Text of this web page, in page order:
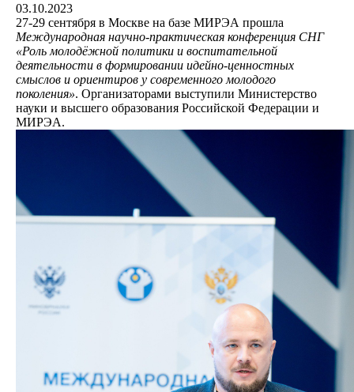
03.10.2023
27-29 сентября в Москве на базе МИРЭА прошла
Международная научно-практическая конференция СНГ
«Роль молодёжной политики и воспитательной
деятельности в формировании идейно-ценностных
смыслов и ориентиров у современного молодого
поколения». Организаторами выступили Министерство
науки и высшего образования Российской Федерации и
МИРЭА.